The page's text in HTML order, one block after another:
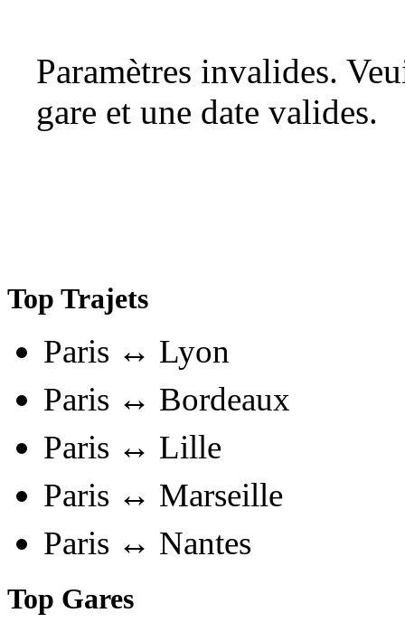
Paramètres invalides.
gare et une date valides.
Top Trajets
Paris ↔ Lyon
Paris ↔ Bordeaux
Paris ↔ Lille
Paris ↔ Marseille
Paris ↔ Nantes
Top Gares